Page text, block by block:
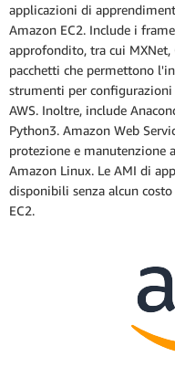
applicazioni di
Amazon EC2. Include i
approfondito, tra cui MXNet,
pacchetti che permettono
strumenti per
AWS. Inoltre, include
Python3. Amazon Web
protezione e manutenzione
Amazon Linux. Le AMI di
disponibili senza alcun
EC2.